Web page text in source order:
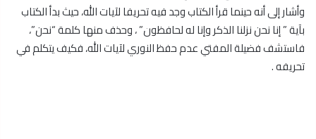
وأشار إلى أنه حينما قرأ الكتاب وجد فيه تحريفا لآيات الله، حيث بدأ الكتاب
بآية ” إنا نحن نزلنا الذكر وإنا له لحافظون” ، وحذف منها كلمة “نحن”،
فاستشف فضيلة المفتي عدم حفظ النوري لآيات الله، فكيف يتكلم في
تحريفه .